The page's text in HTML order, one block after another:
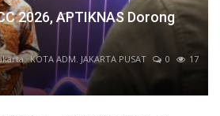
2026, APTIKNAS Dorong
KOTA ADM. JAKARTA PUSAT 0
17